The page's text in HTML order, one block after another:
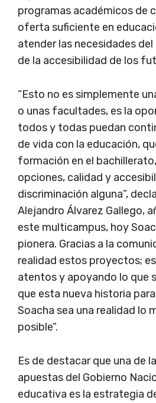
programas académicos de
oferta suficiente en
atender las necesidades
de la accesibilidad de los
“Esto no es simplemente
o unas facultades, es la
todos y todas puedan
de vida con la educación,
formación en el
opciones, calidad y
discriminación alguna”,
Alejandro Álvarez Gallego,
este multicampus, hoy
pionera. Gracias a la
realidad estos proyectos;
atentos y apoyando lo que
que esta nueva historia
Soacha sea una realidad lo
posible”.
Es de destacar que una de
apuestas del Gobierno
educativa es la estrategia